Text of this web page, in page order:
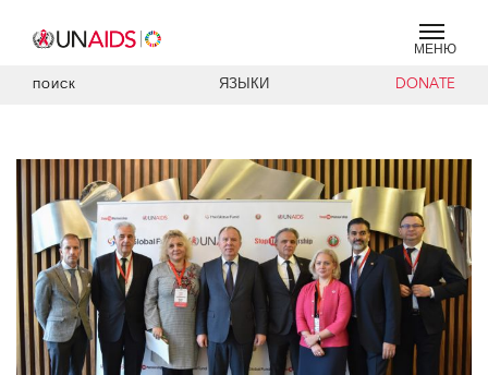
МЕНЮ
ПОИСК ЯЗЫКИ DONATE